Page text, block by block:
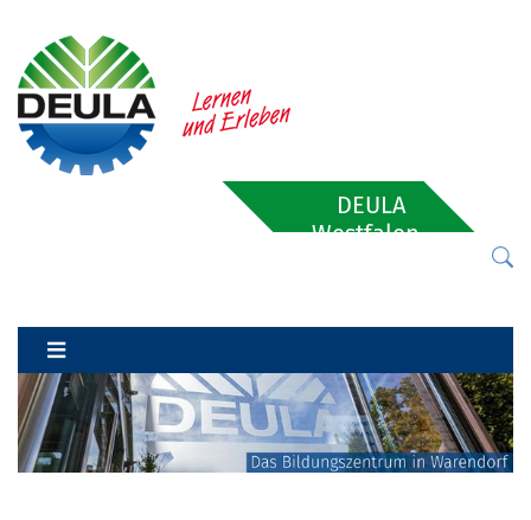
DEULA
Westfalen-